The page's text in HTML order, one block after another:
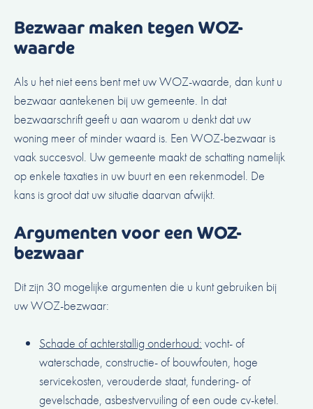
Bezwaar maken tegen WOZ-
waarde
Als u het niet eens bent met uw WOZ-waarde, dan kunt u
bezwaar aantekenen bij uw gemeente. In dat
bezwaarschrift geeft u aan waarom u denkt dat uw
woning meer of minder waard is. Een WOZ-bezwaar is
vaak succesvol. Uw gemeente maakt de schatting namelijk
op enkele taxaties in uw buurt en een rekenmodel. De
kans is groot dat uw situatie daarvan afwijkt.
Argumenten voor een WOZ-
bezwaar
Dit zijn 30 mogelijke argumenten die u kunt gebruiken bij
uw WOZ-bezwaar:
Schade of achterstallig onderhoud: vocht- of
waterschade, constructie- of bouwfouten, hoge
servicekosten, verouderde staat, fundering- of
gevelschade, asbestvervuiling of een oude cv-ketel.